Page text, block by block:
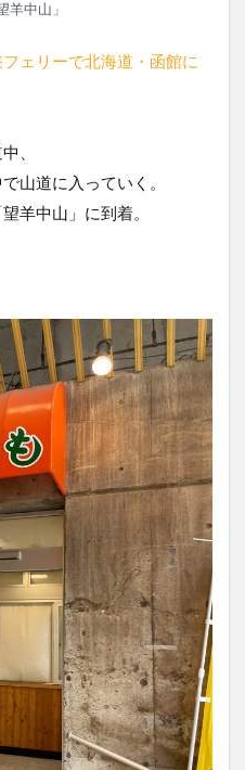
羊中山」
ェリーで北海道・函館に
、
山道に入っていく。
羊中山」に到着。